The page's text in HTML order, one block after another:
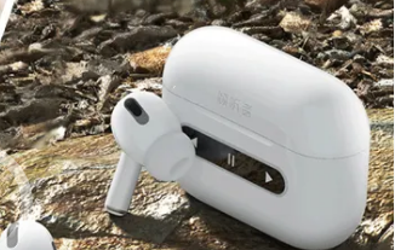
書籍・雑誌出版 アニ
チャレンジ ビュ
CAMPFIRE for Social Good